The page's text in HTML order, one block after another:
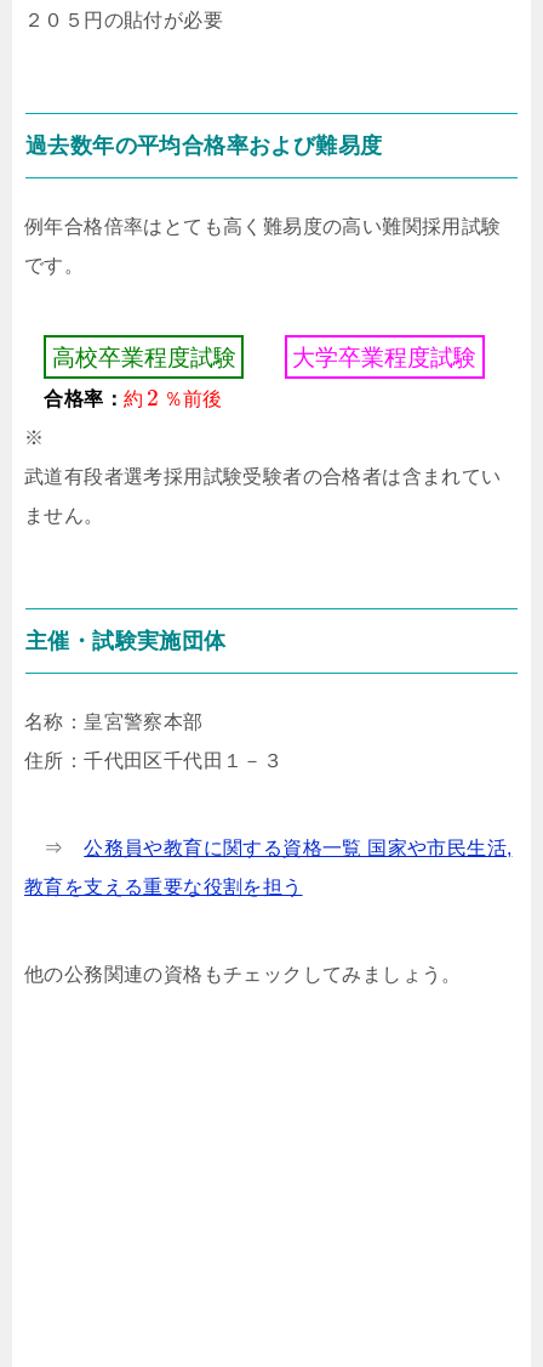
２０５円の貼付が必要
過去数年の平均合格率および難易度
例年合格倍率はとても高く難易度の高い難関採用試験
です。
高校卒業程度試験 大学卒業程度試験
合格率：約 2 ％前後
※
武道有段者選考採用試験受験者の合格者は含まれてい
ません。
主催・試験実施団体
名称：皇宮警察本部
住所：千代田区千代田１－３
⇒公務員や教育に関する資格一覧 国家や市民生活,
教育を支える重要な役割を担う
他の公務関連の資格もチェックしてみましょう。